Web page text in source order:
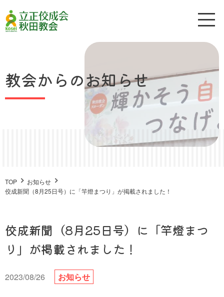
教会からのお知らせ
TOP
お知らせ
佼成新聞（8月25日号）に「竿燈まつり」が掲載されました！
佼成新聞（8月25日号）に「竿燈まつ
り」が掲載されました！
2023/08/26 お知らせ